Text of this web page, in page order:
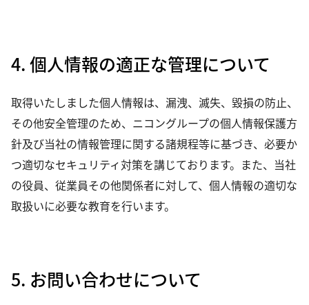
4. 個人情報の適正な管理について
取得いたしました個人情報は、漏洩、滅失、毀損の防止、
その他安全管理のため、ニコングループの個人情報保護方
針及び当社の情報管理に関する諸規程等に基づき、必要か
つ適切なセキュリティ対策を講じております。また、当社
の役員、従業員その他関係者に対して、個人情報の適切な
取扱いに必要な教育を行います。
5. お問い合わせについて